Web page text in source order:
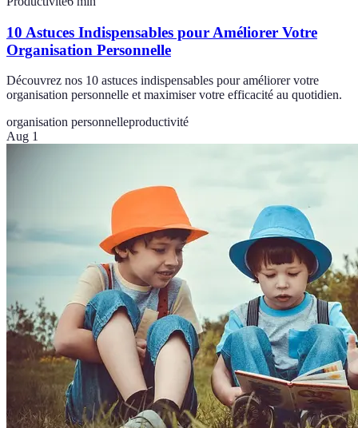
10 Astuces Indispensables pour Améliorer Votre
Organisation Personnelle
Découvrez nos 10 astuces indispensables pour améliorer votre
organisation personnelle et maximiser votre efficacité au quotidien.
organisation personnelleproductivité
Aug 1